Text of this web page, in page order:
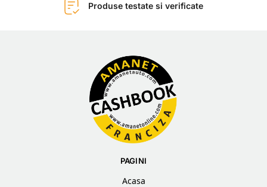
Produse testate si verificate
PAGINI
Acasa